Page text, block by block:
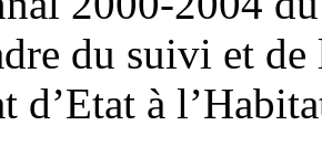
du suivi et
d’Etat à